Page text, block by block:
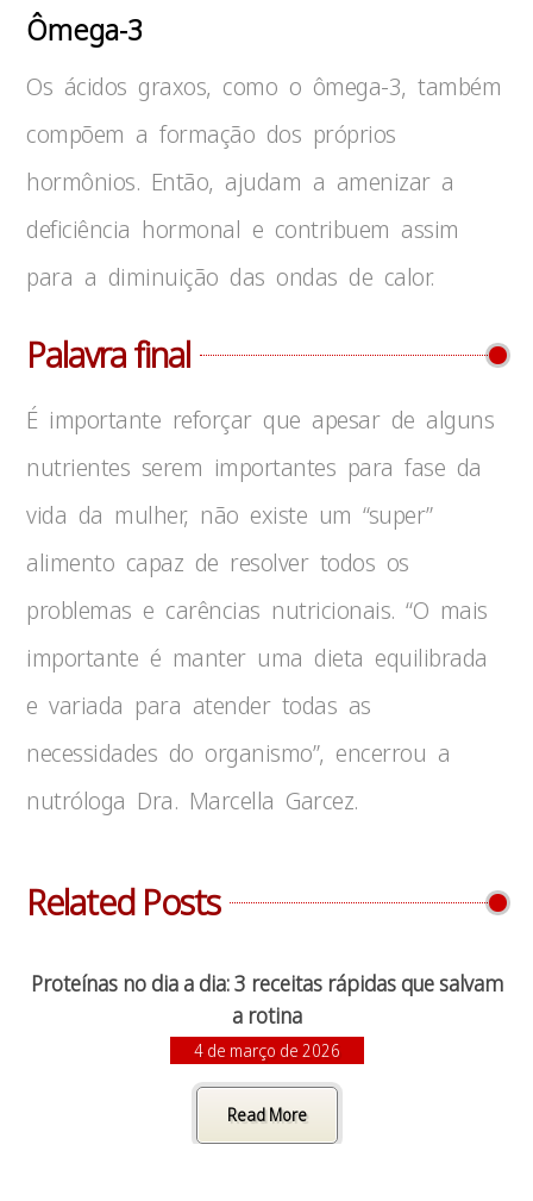
Ômega-3
Os ácidos graxos, como o ômega-3, também
compõem a formação dos próprios
hormônios. Então, ajudam a amenizar a
deficiência hormonal e contribuem assim
para a diminuição das ondas de calor.
Palavra final
É importante reforçar que apesar de alguns
nutrientes serem importantes para fase da
vida da mulher, não existe um “super”
alimento capaz de resolver todos os
problemas e carências nutricionais. “O mais
importante é manter uma dieta equilibrada
e variada para atender todas as
necessidades do organismo”, encerrou a
nutróloga Dra. Marcella Garcez.
Related Posts
Proteínas no dia a dia: 3 receitas rápidas que salvam
a rotina
4 de março de 2026
Read More